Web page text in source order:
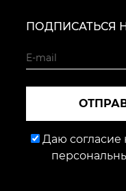
ПОДПИСАТЬСЯ
Даю согласие